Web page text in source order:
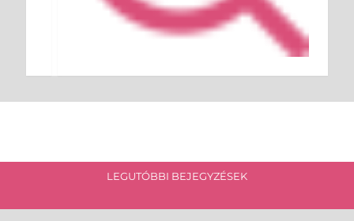
LEGUTÓBBI BEJEGYZÉSEK